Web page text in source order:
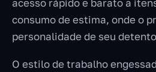
acesso rápido e barato a
consumo de estima, onde o
personalidade de seu
O estilo de trabalho